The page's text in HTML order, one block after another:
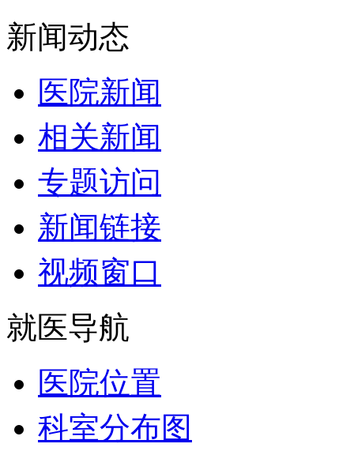
新闻动态
医院新闻
相关新闻
专题访问
新闻链接
视频窗口
就医导航
医院位置
科室分布图